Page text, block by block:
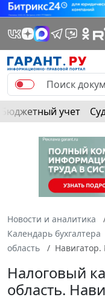
Бюджетный учет
Новости и аналитика
Календарь бухгалтера
область
Налоговый
область.